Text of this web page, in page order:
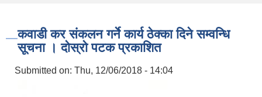
कवाडी कर संकलन गर्ने कार्य ठेक्का दिने सम्वन्धि
सूचना । दाेस्राे पटक प्रकाशित
Submitted on: Thu, 12/06/2018 - 14:04